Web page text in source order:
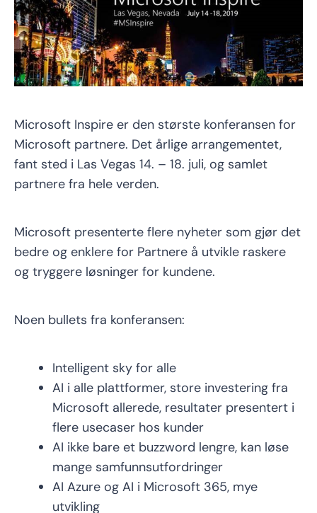
Microsoft Inspire er den største konferansen for
Microsoft partnere. Det årlige arrangementet,
fant sted i Las Vegas 14. – 18. juli, og samlet
partnere fra hele verden.
Microsoft presenterte flere nyheter som gjør det
bedre og enklere for Partnere å utvikle raskere
og tryggere løsninger for kundene.
Noen bullets fra konferansen:
Intelligent sky for alle
AI i alle plattformer, store investering fra
Microsoft allerede, resultater presentert i
flere usecaser hos kunder
AI ikke bare et buzzword lengre, kan løse
mange samfunnsutfordringer
AI Azure og AI i Microsoft 365, mye
utvikling